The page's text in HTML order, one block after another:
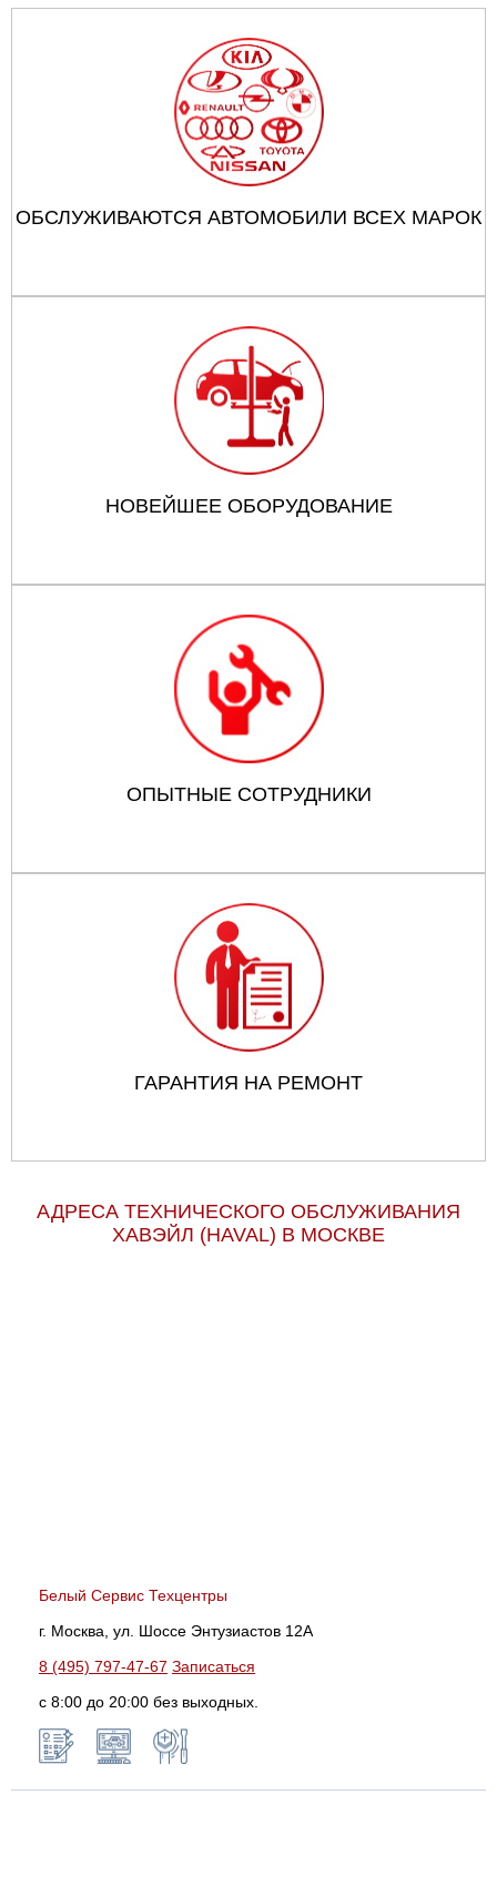
ОБСЛУЖИВАЮТСЯ АВТОМОБИЛИ ВСЕХ МАРОК
НОВЕЙШЕЕ ОБОРУДОВАНИЕ
ОПЫТНЫЕ СОТРУДНИКИ
ГАРАНТИЯ НА РЕМОНТ
АДРЕСА ТЕХНИЧЕСКОГО ОБСЛУЖИВАНИЯ
ХАВЭЙЛ (HAVAL) В МОСКВЕ
Белый Сервис Техцентры
г. Москва, ул. Шоссе Энтузиастов 12А
8 (495) 797-47-67 Записаться
с 8:00 до 20:00 без выходных.